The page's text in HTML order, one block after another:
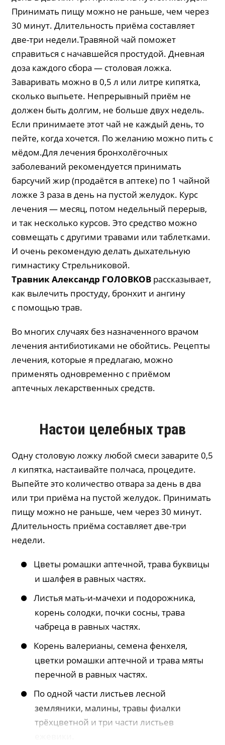
Принимать пищу можно не раньше, чем через
30 минут. Длительность приёма составляет
две-три недели.Травяной чай поможет
справиться с начавшейся простудой. Дневная
доза каждого сбора — столовая ложка.
Заваривать можно в 0,5 л или литре кипятка,
сколько выпьете. Непрерывный приём не
должен быть долгим, не больше двух недель.
Если принимаете этот чай не каждый день, то
пейте, когда хочется. По желанию можно пить с
мёдом.Для лечения бронхолёгочных
заболеваний рекомендуется принимать
барсучий жир (продаётся в аптеке) по 1 чайной
ложке 3 раза в день на пустой желудок. Курс
лечения — месяц, потом недельный перерыв,
и так несколько курсов. Это средство можно
совмещать с другими травами или таблетками.
И очень рекомендую делать дыхательную
гимнастику Стрельниковой.
Травник Александр ГОЛОВКОВ рассказывает,
как вылечить простуду, бронхит и ангину
с помощью трав.
Во многих случаях без назначенного врачом
лечения антибиотиками не обойтись. Рецепты
лечения, которые я предлагаю, можно
применять одновременно с приёмом
аптечных лекарственных средств.
Настои целебных трав
Одну столовую ложку любой смеси заварите 0,5
л кипятка, настаивайте полчаса, процедите.
Выпейте это количество отвара за день в два
или три приёма на пустой желудок. Принимать
пищу можно не раньше, чем через 30 минут.
Длительность приёма составляет две-три
недели.
Цветы ромашки аптечной, трава буквицы
и шалфея в равных частях.
Листья мать-и-мачехи и подорожника,
корень солодки, почки сосны, трава
чабреца в равных частях.
Корень валерианы, семена фенхеля,
цветки ромашки аптечной и трава мяты
перечной в равных частях.
По одной части листьев лесной
земляники, малины, травы фиалки
трёхцветной и три части листьев